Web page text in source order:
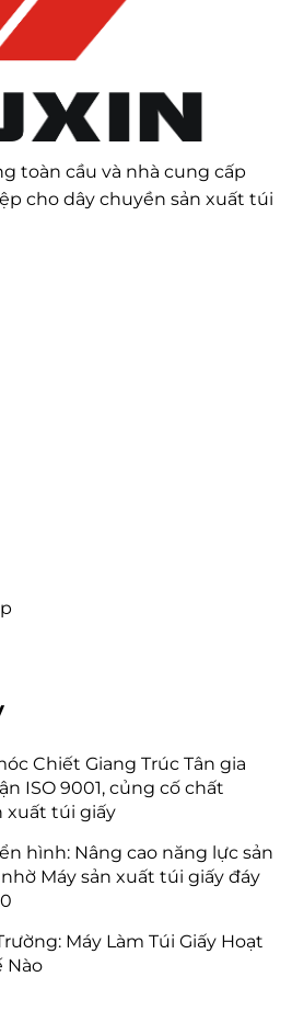
toàn cầu và nhà cung cấp
cho dây chuyền sản xuất túi
Chiết Giang Trúc Tân gia
ISO 9001, củng cố chất
xuất túi giấy
hình: Nâng cao năng lực sản
Máy sản xuất túi giấy đáy
Máy Làm Túi Giấy Hoạt
Nào